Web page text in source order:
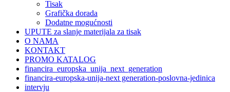
Tisak
Grafička dorada
Dodatne mogućnosti
UPUTE za slanje materijala za tisak
O NAMA
KONTAKT
PROMO KATALOG
financira_europska_unija_next_generation
financira-europska-unija-next generation-poslovna-jedinica
intervju